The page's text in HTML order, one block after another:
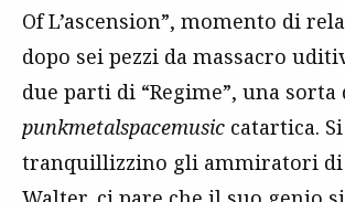
Of L’ascension”, momento di
dopo sei pezzi da massacro
due parti di “Regime”, una sorta
punkmetalspacemusic catartica. Si
tranquillizzino gli ammiratori di